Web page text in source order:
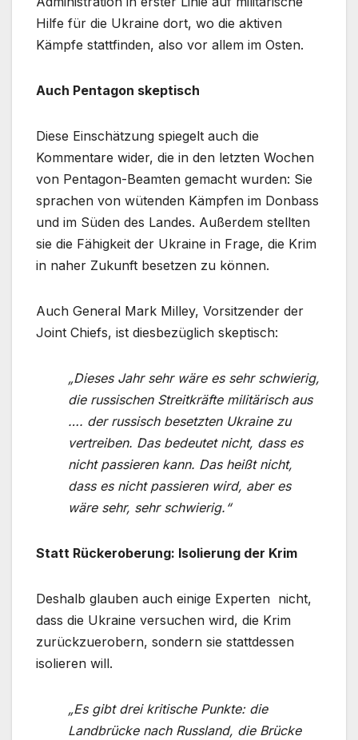
Hilfe für die Ukraine dort, wo die aktiven
Kämpfe stattfinden, also vor allem im Osten.
Auch Pentagon skeptisch
Diese Einschätzung spiegelt auch die
Kommentare wider, die in den letzten Wochen
von Pentagon-Beamten gemacht wurden: Sie
sprachen von wütenden Kämpfen im Donbass
und im Süden des Landes. Außerdem stellten
sie die Fähigkeit der Ukraine in Frage, die Krim
in naher Zukunft besetzen zu können.
Auch General Mark Milley, Vorsitzender der
Joint Chiefs, ist diesbezüglich skeptisch:
„Dieses Jahr sehr wäre es sehr schwierig,
die russischen Streitkräfte militärisch aus
…. der russisch besetzten Ukraine zu
vertreiben. Das bedeutet nicht, dass es
nicht passieren kann. Das heißt nicht,
dass es nicht passieren wird, aber es
wäre sehr, sehr schwierig.“
Statt Rückeroberung: Isolierung der Krim
Deshalb glauben auch einige Experten nicht,
dass die Ukraine versuchen wird, die Krim
zurückzuerobern, sondern sie stattdessen
isolieren will.
„Es gibt drei kritische Punkte: die
Landbrücke nach Russland, die Brücke